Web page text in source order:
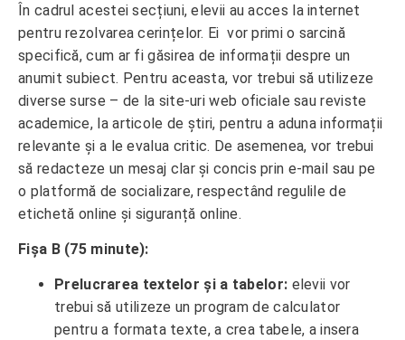
În cadrul acestei secțiuni, elevii au acces la internet
pentru rezolvarea cerințelor. Ei vor primi o sarcină
specifică, cum ar fi găsirea de informații despre un
anumit subiect. Pentru aceasta, vor trebui să utilizeze
diverse surse – de la site-uri web oficiale sau reviste
academice, la articole de știri, pentru a aduna informații
relevante și a le evalua critic. De asemenea, vor trebui
să redacteze un mesaj clar și concis prin e-mail sau pe
o platformă de socializare, respectând regulile de
etichetă online și siguranță online.
Fișa B (75 minute):
Prelucrarea textelor și a tabelor: elevii vor
trebui să utilizeze un program de calculator
pentru a formata texte, a crea tabele, a insera